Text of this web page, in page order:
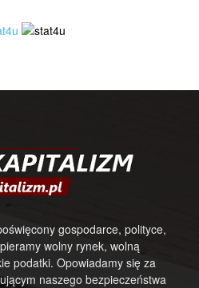
gospodarce, polityce,
wolny rynek, wolną
podatki. Opowiadamy się za
naszego bezpieczeństwa